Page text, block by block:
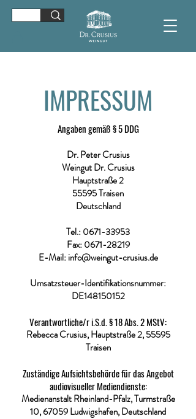
IMPRESSUM
Angaben gemäß § 5 DDG
Dr. Peter Crusius
Weingut Dr. Crusius
Hauptstraße 2
55595 Traisen
Deutschland
Tel.:0671-33953
Fax: 0671-28219
E-Mail: info@weingut-crusius.de
Umsatzsteuer-Identifikationsnummer:
DE148150152
Verantwortliche/r i.S.d. § 18 Abs. 2 MStV:
Rebecca Crusius, Hauptstraße 2, 55595
Traisen
Zuständige Aufsichtsbehörde für das Angebot
audiovisueller Mediendienste:
Medienanstalt Rheinland-Pfalz, Turmstraße
10, 67059 Ludwigshafen, Deutschland